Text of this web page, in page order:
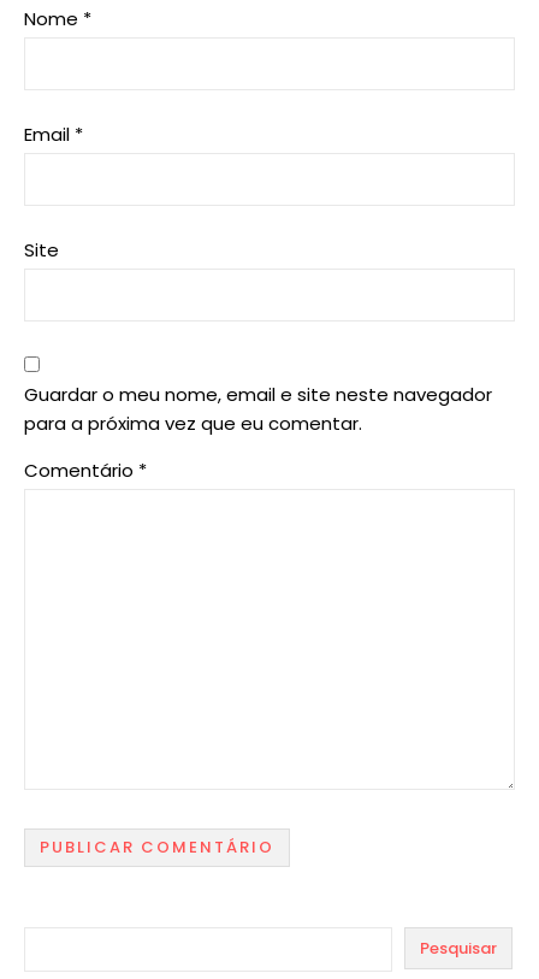
Nome *
Email *
Site
Guardar o meu nome, email e site neste navegador
para a próxima vez que eu comentar.
Comentário *
Pesquisar